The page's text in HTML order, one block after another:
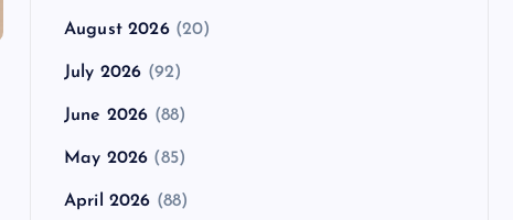
August 2026(20)
July 2026 (92)
June 2026 (88)
May 2026 (85)
April 2026 (88)